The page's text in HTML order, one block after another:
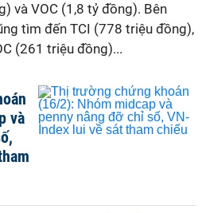
và VOC (1,8 tỷ đồng). Bên
tìm đến TCI (778 triệu đồng),
(261 triệu đồng)...
và